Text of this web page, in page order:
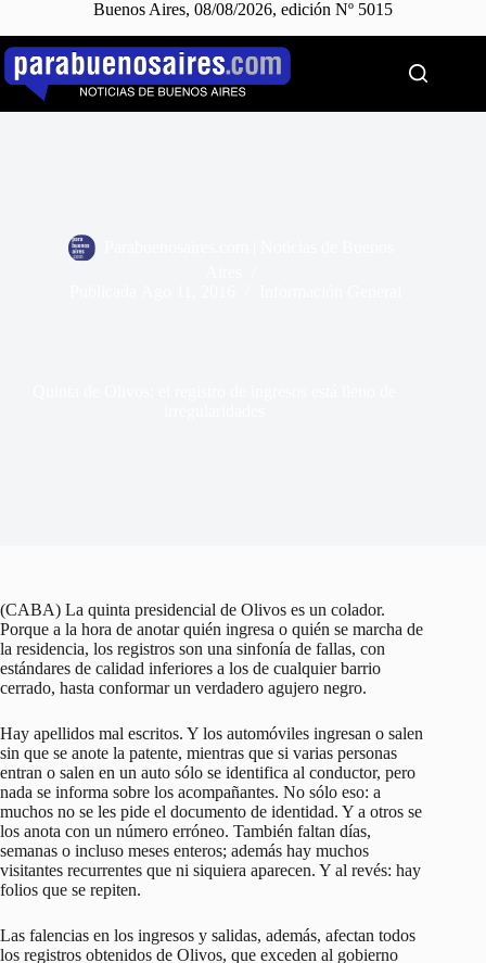
Buenos Aires, 08/08/2026, edición Nº 5015
Saltar
contenido
(CABA) La quinta presidencial de Olivos es un colador.
Porque a la hora de anotar quién ingresa o quién se marcha de
la residencia, los registros son una sinfonía de fallas, con
estándares de calidad inferiores a los de cualquier barrio
cerrado, hasta conformar un verdadero agujero negro.
Hay apellidos mal escritos. Y los automóviles ingresan o salen
sin que se anote la patente, mientras que si varias personas
entran o salen en un auto sólo se identifica al conductor, pero
nada se informa sobre los acompañantes. No sólo eso: a
muchos no se les pide el documento de identidad. Y a otros se
los anota con un número erróneo. También faltan días,
semanas o incluso meses enteros; además hay muchos
visitantes recurrentes que ni siquiera aparecen. Y al revés: hay
folios que se repiten.
Las falencias en los ingresos y salidas, además, afectan todos
los registros obtenidos de Olivos, que exceden al gobierno